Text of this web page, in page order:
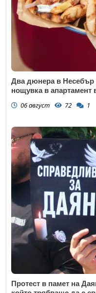
Два дюнера в Несебър
нощувка в апартамент
06 август 72 1
Протест в памет на